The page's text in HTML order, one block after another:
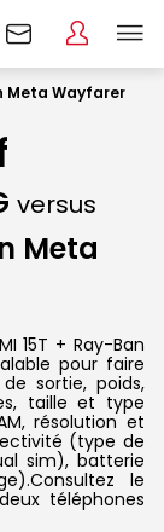
Meta Wayfarer
versus
Meta
15T + Ray-Ban
pour faire
sortie, poids,
taille et type
résolution et
(type de
sim), batterie
le
téléphones